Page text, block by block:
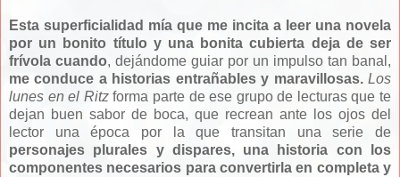
Esta superficialidad mía que me incita a leer una novela
por un bonito título y una bonita cubierta deja de ser
frívola cuando, dejándome guiar por un impulso tan banal,
me conduce a historias entrañables y maravillosas. Los
lunes en el Ritzforma parte de ese grupo de lecturas que te
dejan buen sabor de boca, que recrean ante los ojos del
lector una época por la que transitan una serie de
personajes plurales y dispares, una historia con los
componentes necesarios para convertirla en completa y